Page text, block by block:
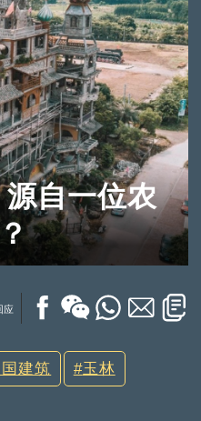
自一位农
应
建筑 玉林